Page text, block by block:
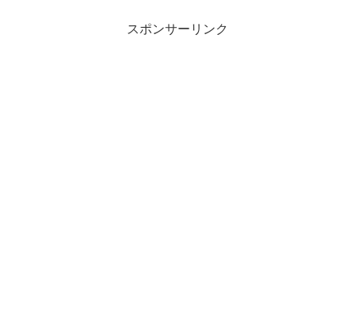
スポンサーリンク